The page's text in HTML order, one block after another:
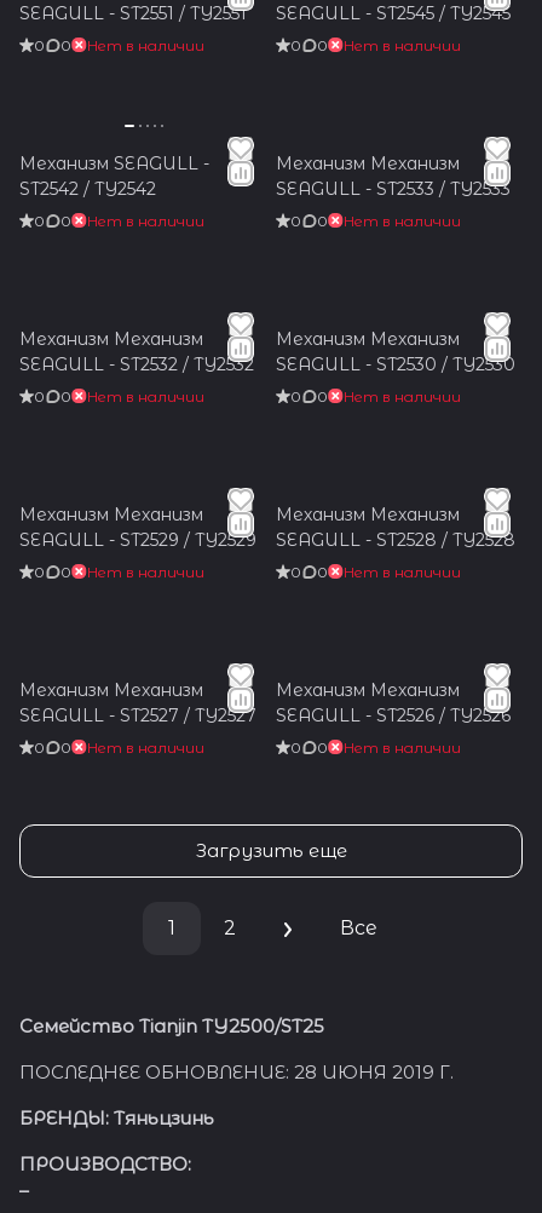
SEAGULL - ST2551 / TY2551
0 0 Нет в наличии
SEAGULL - ST2545 / TY2545
0 0 Нет в наличии
Механизм SEAGULL -
ST2542 / TY2542
0 0 Нет в наличии
Механизм Механизм
SEAGULL - ST2533 / TY2533
0 0 Нет в наличии
Механизм Механизм
SEAGULL - ST2532 / TY2532
0 0 Нет в наличии
Механизм Механизм
SEAGULL - ST2530 / TY2530
0 0 Нет в наличии
Механизм Механизм
SEAGULL - ST2529 / TY2529
0 0 Нет в наличии
Механизм Механизм
SEAGULL - ST2528 / TY2528
0 0 Нет в наличии
Механизм Механизм
SEAGULL - ST2527 / TY2527
0 0 Нет в наличии
Механизм Механизм
SEAGULL - ST2526 / TY2526
0 0 Нет в наличии
Загрузить еще
1 2 Все
Семейство Tianjin TY2500/ST25
ПОСЛЕДНЕЕ ОБНОВЛЕНИЕ: 28 ИЮНЯ 2019 Г.
БРЕНДЫ: Тяньцзинь
ПРОИЗВОДСТВО:
–